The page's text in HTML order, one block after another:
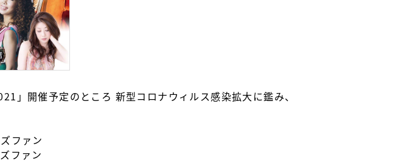
」開催予定のところ 新型コロナウィルス感染拡大に鑑み、
ファン
ファン